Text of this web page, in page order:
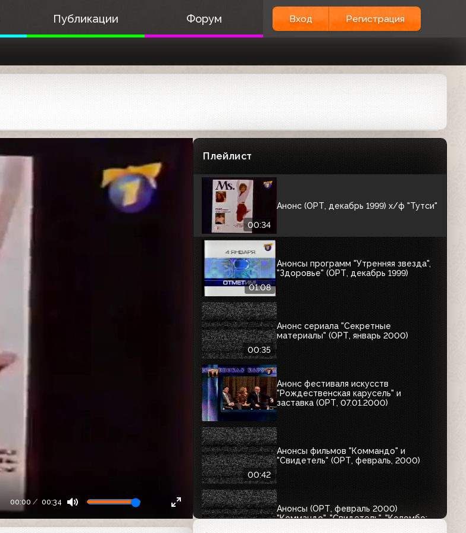
Публикации Форум Вход Регистрация
00:00 00:34
Плейлист
01:10
Анонсы фильмов "Ассоциация
злоумышлеников" и "Майк Хаммер:
Смерть высшей пробы" (ОРТ, август
1999)
Анонс (ОРТ, декабрь 1999) х/ф
Анонс (ОРТ, декабрь 1999)
00:34
Анонс (ОРТ, декабрь 1999) х/ф "Тутси"
01:08
Анонсы программ "Утренняя звезда",
"Здоровье" (ОРТ, декабрь 1999)
00:35
Анонс сериала "Секретные
материалы" (ОРТ, январь 2000)
Анонс фестиваля искусств
"Рождественская карусель" и
заставка (ОРТ, 07.01.2000)
00:42
Анонсы фильмов "Коммандо" и
"Свидетель" (ОРТ, февраль, 2000)
Анонсы (ОРТ, февраль 2000)
"Коммандо", "Свидетель", "Коломбо: